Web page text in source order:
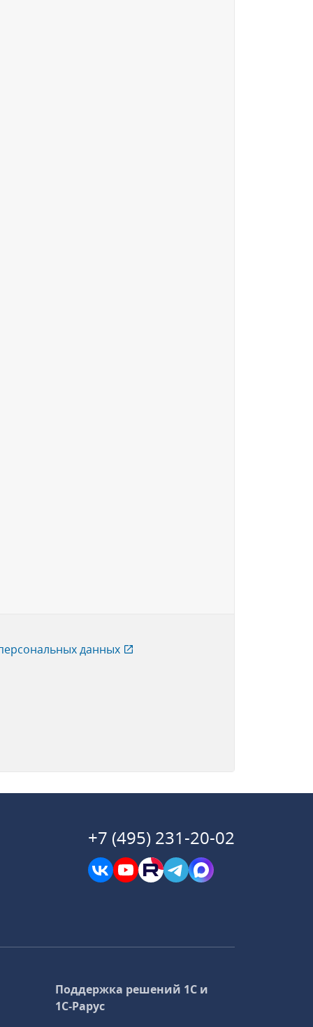
данных
+7 (495) 231-20-02
Поддержка решений 1С и
1С‑Рарус